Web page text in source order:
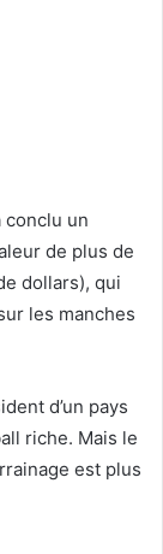
conclu un
de plus de
dollars), qui
les manches
d’un pays
riche. Mais le
est plus